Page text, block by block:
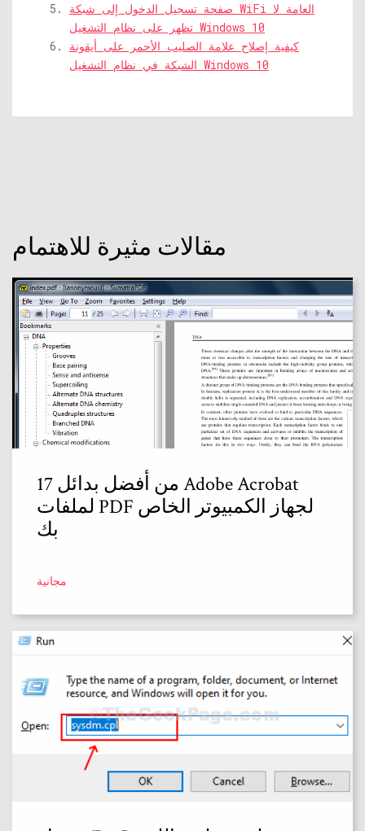
صفحة تسجيل الدخول إلى شبكة WiFi العامة لا
تظهر على نظام التشغيل Windows 10
كيفية إصلاح علامة الصليب الأحمر على أيقونة
الشبكة في نظام التشغيل Windows 10
مقالات مثيرة للاهتمام
17 من أفضل بدائل Adobe Acrobat
لملفات PDF لجهاز الكمبيوتر الخاص
بك
مجانية